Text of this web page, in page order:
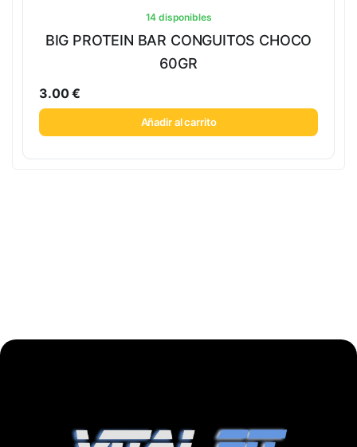
14 disponibles
BIG PROTEIN BAR CONGUITOS CHOCO
60GR
3.00€
Añadir al carrito